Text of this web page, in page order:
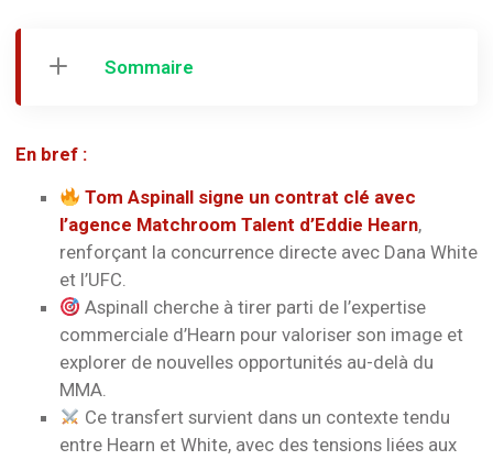
Sommaire
En bref :
Tom Aspinall signe un contrat clé avec
l’agence Matchroom Talent d’Eddie Hearn,
renforçant la concurrence directe avec Dana White
et l’UFC.
Aspinall cherche à tirer parti de l’expertise
commerciale d’Hearn pour valoriser son image et
explorer de nouvelles opportunités au-delà du
MMA.
Ce transfert survient dans un contexte tendu
entre Hearn et White, avec des tensions liées aux